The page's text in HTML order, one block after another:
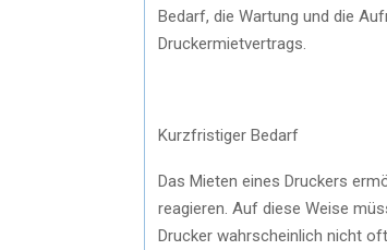
Bedarf, die Wartung und die
Druckermietvertrags.
Kurzfristiger Bedarf
Das Mieten eines Druckers
reagieren. Auf diese Weise
Drucker wahrscheinlich nicht